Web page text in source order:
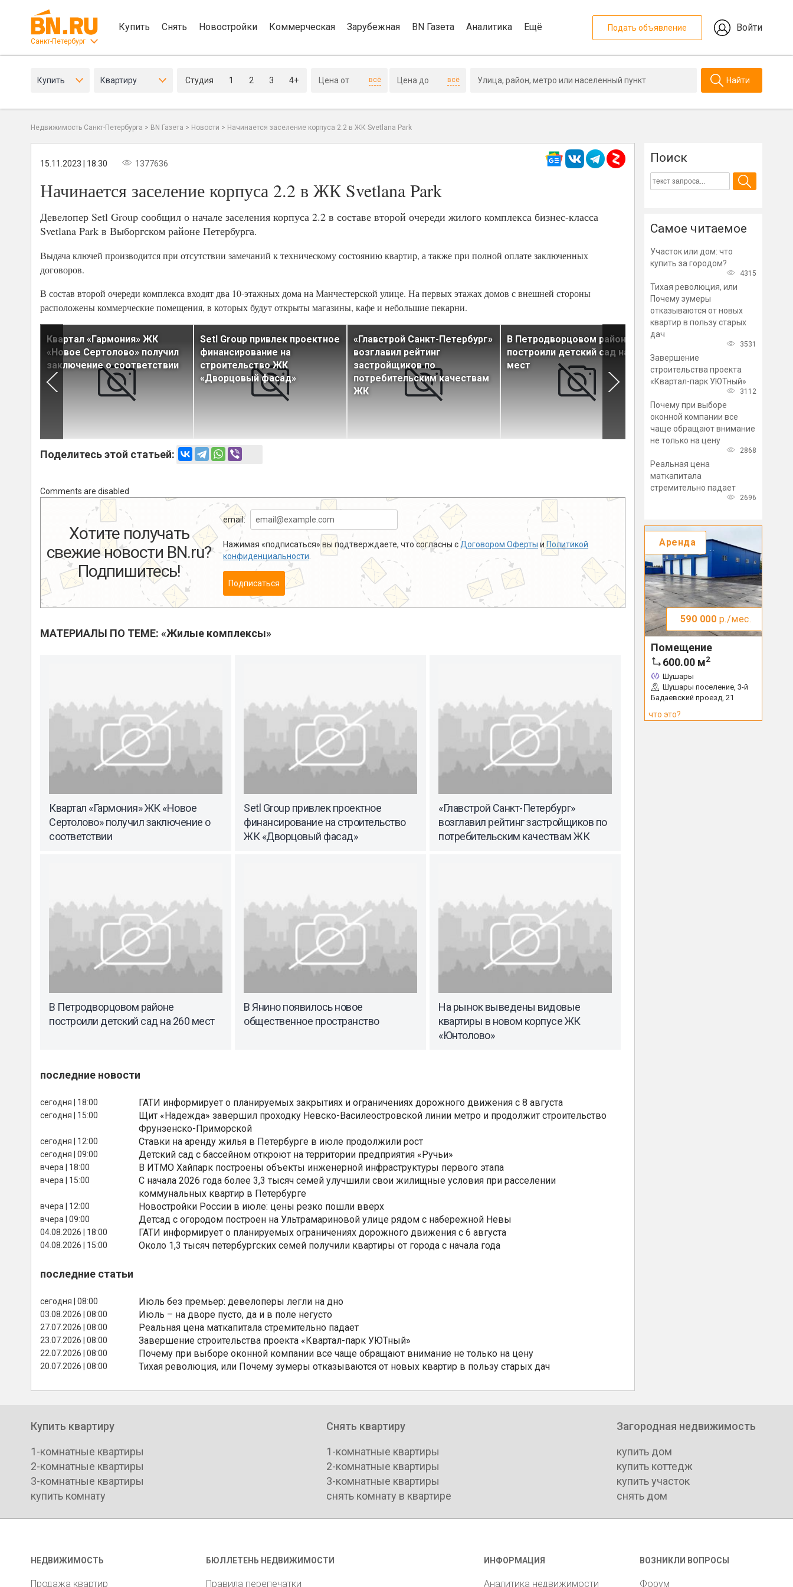
Санкт-Петербург
Купить Снять Новостройки Коммерческая Зарубежная BN Газета Аналитика Ещё Подать объявление Войти
Купить Квартиру Студия 1 2 3 4+ всё всё Найти
Недвижимость Санкт-Петербурга > BN Газета > Новости > Начинается заселение корпуса 2.2 в ЖК Svetlana Park
15.11.2023 | 18:30 1377636
Начинается заселение корпуса 2.2 в ЖК Svetlana Park
Девелопер Setl Group сообщил о начале заселения корпуса 2.2 в составе второй очереди жилого комплекса бизнес-класса
Svetlana Park в Выборгском районе Петербурга.
Выдача ключей производится при отсутствии замечаний к техническому состоянию квартир, а также при полной оплате заключенных
договоров.
В состав второй очереди комплекса входят два 10-этажных дома на Манчестерской улице. На первых этажах домов с внешней стороны
расположены коммерческие помещения, в которых будут открыты магазины, кафе и небольшие пекарни.
Квартал «Гармония» ЖК
«Новое Сертолово» получил
заключение о соответствии
Setl Group привлек проектное
финансирование на
строительство ЖК
«Дворцовый фасад»
«Главстрой Санкт-Петербург»
возглавил рейтинг
застройщиков по
потребительским качествам
ЖК
В Петродворцовом районе
построили детский сад на 260
мест
В Янино появилось новое
Поделитесь этой статьей:
Comments are disabled
Хотите получать
свежие новости BN.ru?
Подпишитесь!
email:
Нажимая «подписаться» вы подтверждаете, что согласны с Договором Оферты и Политикой
конфиденциальности
Подписаться
МАТЕРИАЛЫ ПО ТЕМЕ: «Жилые комплексы»
Квартал «Гармония» ЖК «Новое
Сертолово» получил заключение о
соответствии
Setl Group привлек проектное
финансирование на строительство
ЖК «Дворцовый фасад»
«Главстрой Санкт-Петербург»
возглавил рейтинг застройщиков по
потребительским качествам ЖК
В Петродворцовом районе
построили детский сад на 260 мест
В Янино появилось новое
общественное пространство
На рынок выведены видовые
квартиры в новом корпусе ЖК
«Юнтолово»
последние новости
сегодня | 18:00 ГАТИ информирует о планируемых закрытиях и ограничениях дорожного движения с 8 августа
сегодня | 15:00
Щит «Надежда» завершил проходку Невско-Василеостровской линии метро и продолжит строительство
Фрунзенско-Приморской
сегодня | 12:00 Ставки на аренду жилья в Петербурге в июле продолжили рост
сегодня | 09:00 Детский сад с бассейном откроют на территории предприятия «Ручьи»
вчера | 18:00 В ИТМО Хайпарк построены объекты инженерной инфраструктуры первого этапа
вчера | 15:00
С начала 2026 года более 3,3 тысяч семей улучшили свои жилищные условия при расселении
коммунальных квартир в Петербурге
вчера | 12:00 Новостройки России в июле: цены резко пошли вверх
вчера | 09:00 Детсад с огородом построен на Ультрамариновой улице рядом с набережной Невы
04.08.2026 | 18:00 ГАТИ информирует о планируемых ограничениях дорожного движения с 6 августа
04.08.2026 | 15:00 Около 1,3 тысяч петербургских семей получили квартиры от города с начала года
последние статьи
сегодня | 08:00 Июль без премьер: девелоперы легли на дно
03.08.2026 | 08:00 Июль – на дворе пусто, да и в поле негусто
27.07.2026 | 08:00 Реальная цена маткапитала стремительно падает
23.07.2026 | 08:00 Завершение строительства проекта «Квартал-парк УЮТный»
22.07.2026 | 08:00 Почему при выборе оконной компании все чаще обращают внимание не только на цену
20.07.2026 | 08:00 Тихая революция, или Почему зумеры отказываются от новых квартир в пользу старых дач
Поиск
Самое читаемое
Участок или дом: что
купить за городом?
4315
Тихая революция, или
Почему зумеры
отказываются от новых
квартир в пользу старых
дач
3531
Завершение
строительства проекта
«Квартал-парк УЮТный»
3112
Почему при выборе
оконной компании все
чаще обращают внимание
не только на цену
2868
Реальная цена
маткапитала
стремительно падает
2696
Аренда
590 000 р./мес.
Помещение
600.00 м2
Шушары
Шушары поселение, 3-й
Бадаевский проезд, 21
что это?
Купить квартиру
1-комнатные квартиры
2-комнатные квартиры
3-комнатные квартиры
купить комнату
Снять квартиру
1-комнатные квартиры
2-комнатные квартиры
3-комнатные квартиры
снять комнату в квартире
Загородная недвижимость
купить дом
купить коттедж
купить участок
снять дом
НЕДВИЖИМОСТЬ
Продажа квартир
БЮЛЛЕТЕНЬ НЕДВИЖИМОСТИ
Правила перепечатки
ИНФОРМАЦИЯ
Аналитика недвижимости
ВОЗНИКЛИ ВОПРОСЫ
Форум